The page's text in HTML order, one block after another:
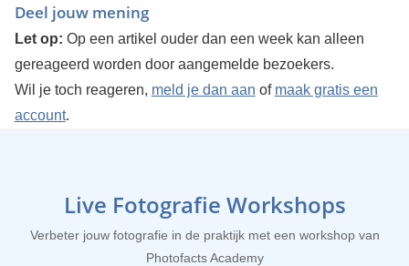
Deel jouw mening
Let op: Op een artikel ouder dan een week kan alleen
gereageerd worden door aangemelde bezoekers.
Wil je toch reageren, meld je dan aan of maak gratis een
account.
Live Fotografie Workshops
Verbeter jouw fotografie in de praktijk met een workshop van
Photofacts Academy